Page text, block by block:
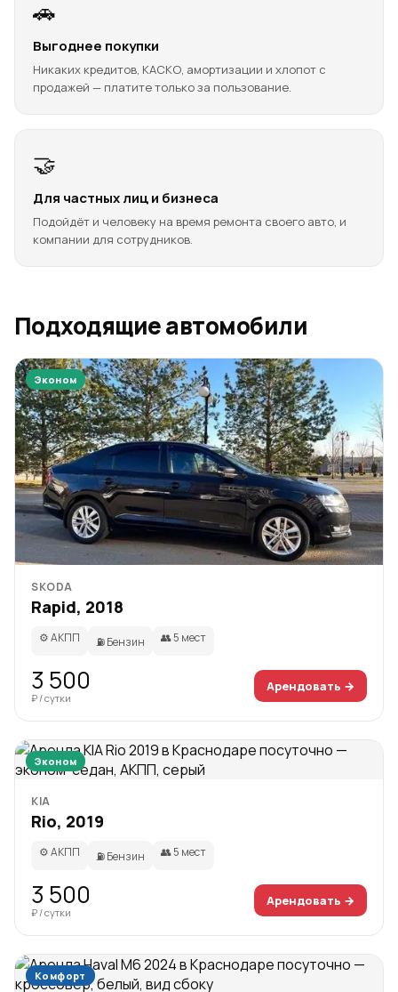
🚗
Выгоднее покупки
Никаких кредитов, КАСКО, амортизации и хлопот с
продажей — платите только за пользование.
🤝
Для частных лиц и бизнеса
Подойдёт и человеку на время ремонта своего авто, и
компании для сотрудников.
Подходящие автомобили
Эконом
SKODA
Rapid, 2018
⚙️ АКПП ⛽ Бензин 👥 5 мест
3 500
₽ / сутки
Арендовать →
Эконом
KIA
Rio, 2019
⚙️ АКПП ⛽ Бензин 👥 5 мест
3 500
₽ / сутки
Арендовать →
Комфорт